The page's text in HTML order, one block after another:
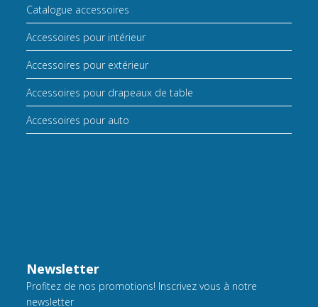
Catalogue accessoires
Accessoires pour intérieur
Accessoires pour extérieur
Accessoires pour drapeaux de table
Accessoires pour auto
Newsletter
Profitez de nos promotions! Inscrivez vous à notre
newsletter